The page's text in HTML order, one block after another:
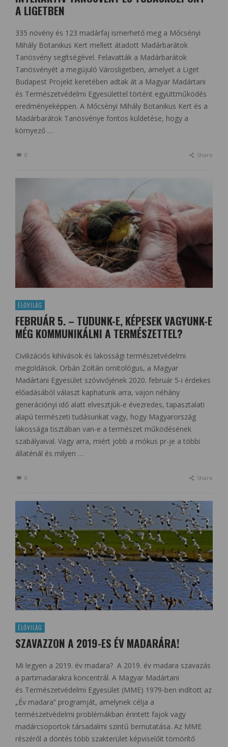
A LIGETBEN
335 növény és 123 madárfaj ismerhető meg a Mőcsényi
Mihály Botanikus Kert mellett átadott Madárbarátok
Tanösvény segítségével. Felavatták a Madárbarátok
Tanösvényét a megújuló Városligetben, amelyet a Liget
Budapest Projekt keretében adtak át a Magyar Madártani
és Természetvédelmi Egyesülettel történt együttműködés
eredményeképpen. A Mőcsényi Mihály Botanikus Kert és a
Madárbarátok Tanösvénye fontos küldetése, hogy a
környező …
0 Share
ÉLŐVILÁG
FEBRUÁR 5. – TUDUNK-E, KÉPESEK VAGYUNK-E
MÉG KOMMUNIKÁLNI A TERMÉSZETTEL?
Civilizációs kihívások és lakossági természetvédelmi
megoldások. Orbán Zoltán ornitológus, a Magyar
Madártani Egyesület szóvivőjének 2020. február 5-i érdekes
előadásából választ kaphatunk arra, vajon néhány
generációnyi idő alatt elvesztjük-e évezredes, tapasztalati
alapú természeti tudásunkat vagy, hogy Magyarország
lakossága tisztában van-e a természet működésének
szabályaival. Vagy arra, miért jobb a mókus pr-je a többi
állaténál és milyen …
0 Share
ÉLŐVILÁG
SZAVAZZON A 2019-ES ÉV MADARÁRA!
Mi legyen a 2019. év madara? A 2019. év madara szavazás
a partimadarakra koncentrál. A Magyar Madártani
és Természetvédelmi Egyesület (MME) 1979-ben indított az
„Év madara” programját, amelynek célja a
természetvédelmi problémákban érintett fajok vagy
madárcsoportok társadalmi szintű bemutatása. Az MME
részéről a döntés több szakterület képviselőit tömörítő